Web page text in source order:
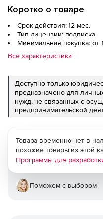
Коротко о товаре
Срок действия: 12 мес.
Тип лицензии: подписка
Минимальная покупка: от
Все характеристики
Доступно только
предназначено для
нужд, не связанных с
предпринимательской
Товара временно нет в
похожие товары из этой
Программы для
Поможем с выбором